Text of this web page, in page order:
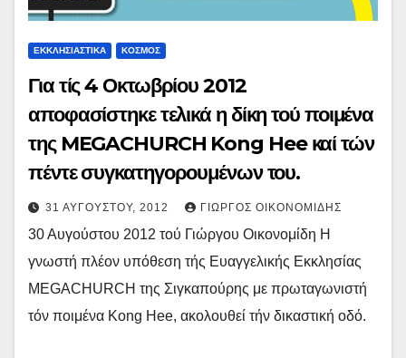
ΕΚΚΛΗΣΙΑΣΤΙΚΑ ΚΟΣΜΟΣ
Για τίς 4 Οκτωβρίου 2012
αποφασίστηκε τελικά η δίκη τού ποιμένα
της MEGACHURCH Kong Hee καί τών
πέντε συγκατηγορουμένων του.
31 ΑΥΓΟΎΣΤΟΥ, 2012 ΓΙΏΡΓΟΣ ΟΙΚΟΝΟΜΊΔΗΣ
30 Αυγούστου 2012 τού Γιώργου Οικονομίδη Η
γνωστή πλέον υπόθεση τής Ευαγγελικής Εκκλησίας
MEGACHURCH της Σιγκαπούρης με πρωταγωνιστή
τόν ποιμένα Kong Hee, ακολουθεί τήν δικαστική οδό.